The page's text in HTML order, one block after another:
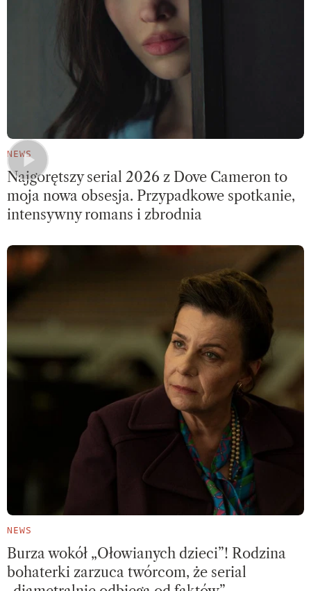
NEWS
Najgorętszy serial 2026 z Dove Cameron to
moja nowa obsesja. Przypadkowe spotkanie,
intensywny romans i zbrodnia
NEWS
Burza wokół „Ołowianych dzieci”! Rodzina
bohaterki zarzuca twórcom, że serial